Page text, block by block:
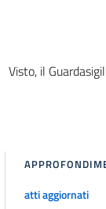
Visto, il
atti aggiornati